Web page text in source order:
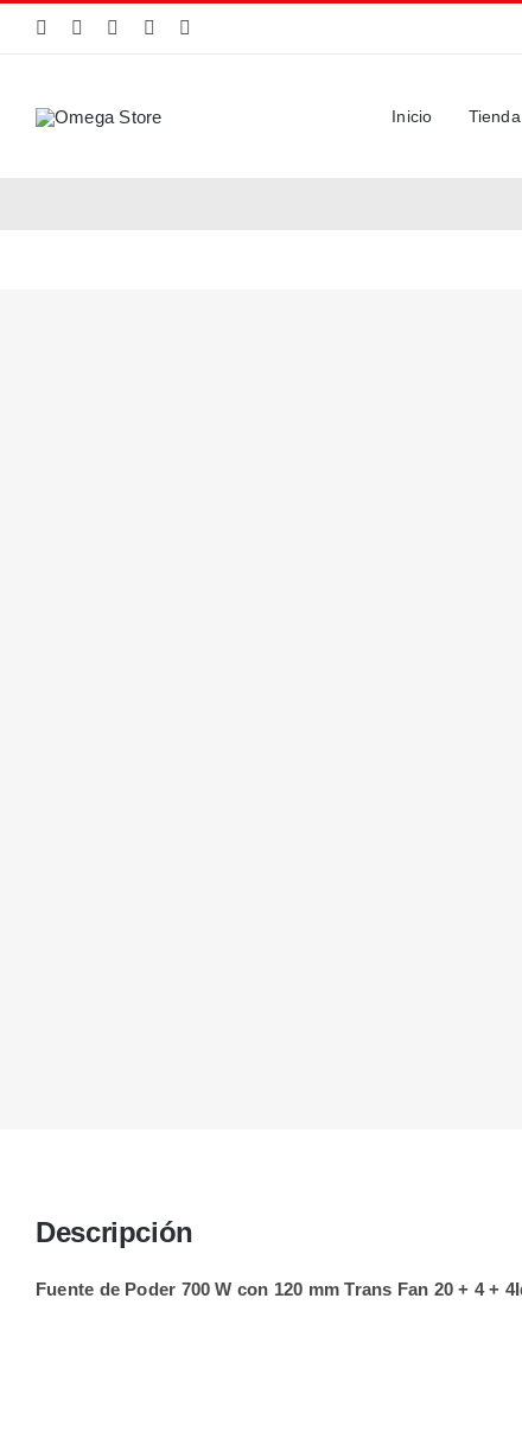
Inicio Tienda
Descripción
Fuente de Poder 700 W con 120 mm Trans Fan 20 + 4 +